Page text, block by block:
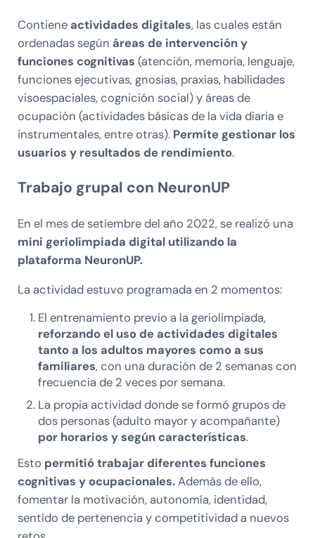
Contieneactividades digitales, las cuales están
ordenadas según áreas de intervencióny
funciones cognitivas (atención, memoria, lenguaje,
funciones ejecutivas, gnosias, praxias, habilidades
visoespaciales, cognición social) y áreas de
ocupación (actividades básicas de la vida diaria e
instrumentales, entre otras). Permite gestionar los
usuarios y resultados de rendimiento.
Trabajo grupal con NeuronUP
En el mes de setiembre del año 2022, se realizó una
mini geriolimpiada digital utilizando la
plataforma NeuronUP.
La actividad estuvo programada en 2 momentos:
El entrenamiento previo a la geriolimpiada,
reforzando el uso de actividades digitales
tanto a los adultos mayores como a sus
familiares, con una duración de 2 semanas con
frecuencia de 2 veces por semana.
La propia actividad donde se formó grupos de
dos personas (adulto mayor y acompañante)
por horarios y según características.
Esto permitió trabajar diferentes funciones
cognitivas y ocupacionales.Además de ello,
fomentar la motivación, autonomía, identidad,
sentido de pertenencia y competitividad a nuevos